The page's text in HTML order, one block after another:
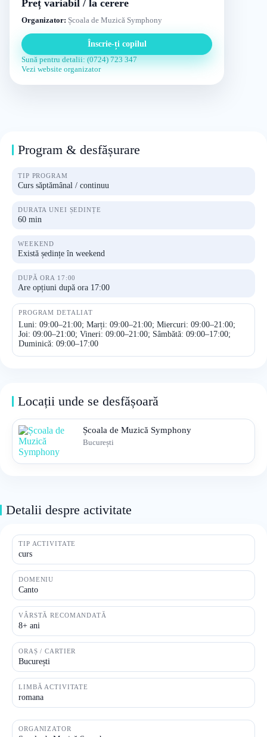
Preț variabil / la cerere
Organizator: Școala de Muzică Symphony
Înscrie-ți copilul
Sună pentru detalii: (0724) 723 347
Vezi website organizator
Program & desfășurare
TIP PROGRAM
Curs săptămânal / continuu
DURATA UNEI ȘEDINȚE
60 min
WEEKEND
Există ședințe în weekend
DUPĂ ORA 17:00
Are opțiuni după ora 17:00
PROGRAM DETALIAT
Luni: 09:00–21:00; Marți: 09:00–21:00; Miercuri: 09:00–21:00;
Joi: 09:00–21:00; Vineri: 09:00–21:00; Sâmbătă: 09:00–17:00;
Duminică: 09:00–17:00
Locații unde se desfășoară
Școala de Muzică Symphony
București
Detalii despre activitate
TIP ACTIVITATE
curs
DOMENIU
Canto
VÂRSTĂ RECOMANDATĂ
8+ ani
ORAȘ / CARTIER
București
LIMBĂ ACTIVITATE
romana
ORGANIZATOR